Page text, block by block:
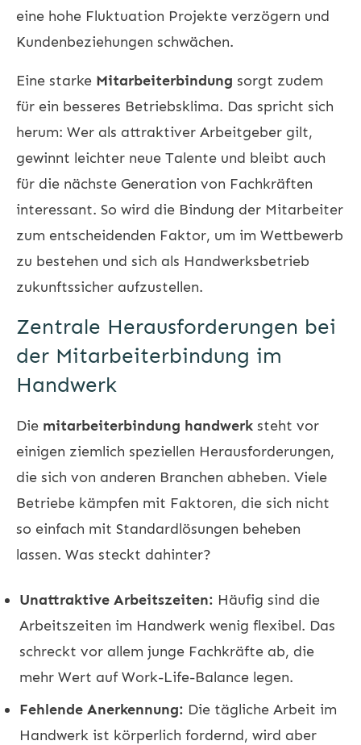
eine hohe Fluktuation Projekte verzögern und
Kundenbeziehungen schwächen.
Eine starke Mitarbeiterbindung sorgt zudem
für ein besseres Betriebsklima. Das spricht sich
herum: Wer als attraktiver Arbeitgeber gilt,
gewinnt leichter neue Talente und bleibt auch
für die nächste Generation von Fachkräften
interessant. So wird die Bindung der Mitarbeiter
zum entscheidenden Faktor, um im Wettbewerb
zu bestehen und sich als Handwerksbetrieb
zukunftssicher aufzustellen.
Zentrale Herausforderungen bei
der Mitarbeiterbindung im
Handwerk
Die mitarbeiterbindung handwerk steht vor
einigen ziemlich speziellen Herausforderungen,
die sich von anderen Branchen abheben. Viele
Betriebe kämpfen mit Faktoren, die sich nicht
so einfach mit Standardlösungen beheben
lassen. Was steckt dahinter?
Unattraktive Arbeitszeiten: Häufig sind die
Arbeitszeiten im Handwerk wenig flexibel. Das
schreckt vor allem junge Fachkräfte ab, die
mehr Wert auf Work-Life-Balance legen.
Fehlende Anerkennung: Die tägliche Arbeit im
Handwerk ist körperlich fordernd, wird aber